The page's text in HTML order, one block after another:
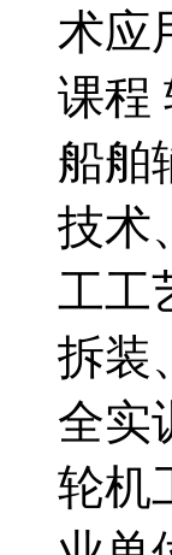
术应
课程
船舶
技术
工工
拆装
全实
轮机